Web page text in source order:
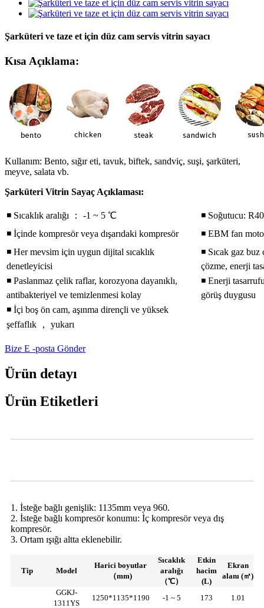
Şarküteri ve taze et için düz cam servis vitrin sayacı
Kısa Açıklama:
Kullanım: Bento, sığır eti, tavuk, biftek, sandviç, suşi, şarküteri,
meyve, salata vb.
Şarküteri Vitrin Sayaç Açıklaması:
◾ Sıcaklık aralığı ： -1 ~ 5 ℃
◾ Soğutucu:
◾ İçinde kompresör veya dışarıdaki kompresör
◾ EBM fan
◾ Her mevsim için uygun dijital sıcaklık
denetleyicisi
◾ Sıcak gaz
çözme, enerji
◾ Paslanmaz çelik raflar, korozyona dayanıklı,
antibakteriyel ve temizlenmesi kolay
◾ Enerji
görüş duygusu
◾ İçi boş ön cam, aşınma dirençli ve yüksek
şeffaflık ， yukarı
Bize E -posta Gönder
Ürün detayı
Ürün Etiketleri
1. İsteğe bağlı genişlik: 1135mm veya 960.
2. İsteğe bağlı kompresör konumu: İç kompresör veya dış
kompresör.
3. Ortam ışığı altta eklenebilir.
Tip Model
Harici boyutlar
（mm)
Sıcaklık
aralığı
（℃）
Etkin
hacim
(L)
Ekran
alanı (㎡)
GGKJ-
1311YS
1250*1135*1190 -1 ~ 5 173
1.01